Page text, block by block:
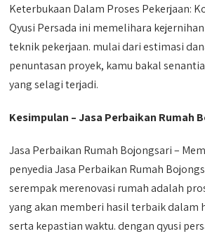
Keterbukaan Dalam Proses Pekerjaan:
Qyusi Persada ini memelihara
teknik pekerjaan. mulai dari estimasi
penuntasan proyek, kamu bakal
yang selagi terjadi.
Kesimpulan – Jasa Perbaikan Rumah
Jasa Perbaikan Rumah Bojongsari –
penyedia Jasa Perbaikan Rumah
serempak merenovasi rumah adalah
yang akan memberi hasil terbaik dalam
serta kepastian waktu. dengan qyusi